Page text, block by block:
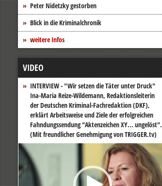
Peter Nidetzky gestorben
Blick in die Kriminalchronik
weitere Infos
VIDEO
INTERVIEW - "Wir setzen die Täter unter Druck"
Ina-Maria Reize-Wildemann, Redaktionsleiterin
der Deutschen Kriminal-Fachredaktion (DKF),
erklärt Arbeitsweise und Ziele der erfolgreichen
Fahndungssendung "Aktenzeichen XY... ungelöst".
(Mit freundlicher Genehmigung von TRIGGER.tv)
Video-
Player